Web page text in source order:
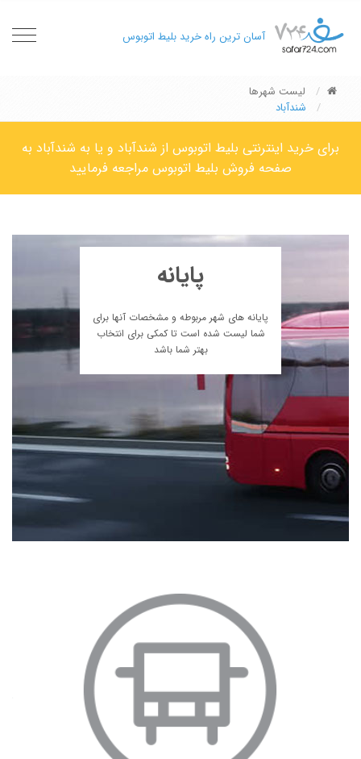
آسان ترین راه خرید بلیط اتوبوس
لیست شهرها
شندآباد
برای خرید اینترنتی بلیط اتوبوس از شندآباد و یا به شندآباد به
صفحه فروش بلیط اتوبوس مراجعه فرمایید
پایانه
پایانه های شهر مربوطه و مشخصات آنها برای
شما لیست شده است تا کمکی برای انتخاب
بهتر شما باشد